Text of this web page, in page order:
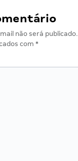
não será publicado.
com *